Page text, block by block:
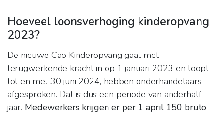
Hoeveel loonsverhoging kinderopvang
2023?
De nieuwe Cao Kinderopvang gaat met
terugwerkende kracht in op 1 januari 2023 en loopt
tot en met 30 juni 2024, hebben onderhandelaars
afgesproken. Dat is dus een periode van anderhalf
jaar. Medewerkers krijgen er per 1 april 150 bruto